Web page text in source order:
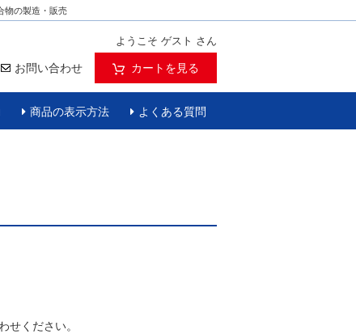
物の製造・販売
ようこそ ゲスト さん
お問い合わせ カートを見る
商品の表示方法 よくある質問
せください。